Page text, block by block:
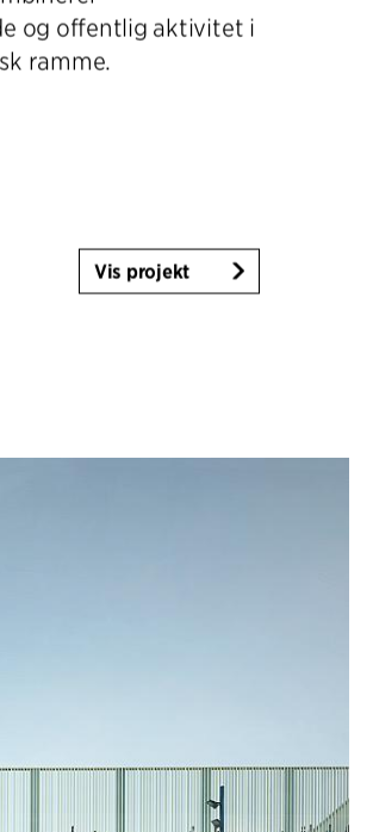
og offentlig aktivitet i
ramme.
Vis projekt